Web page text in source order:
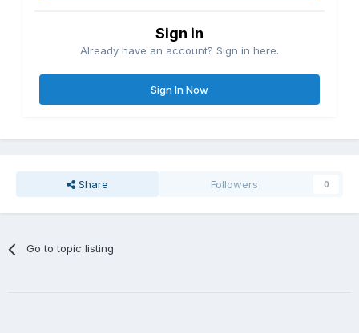
Sign in
Already have an account? Sign in here.
Sign In Now
Share Followers 0
Go to topic listing